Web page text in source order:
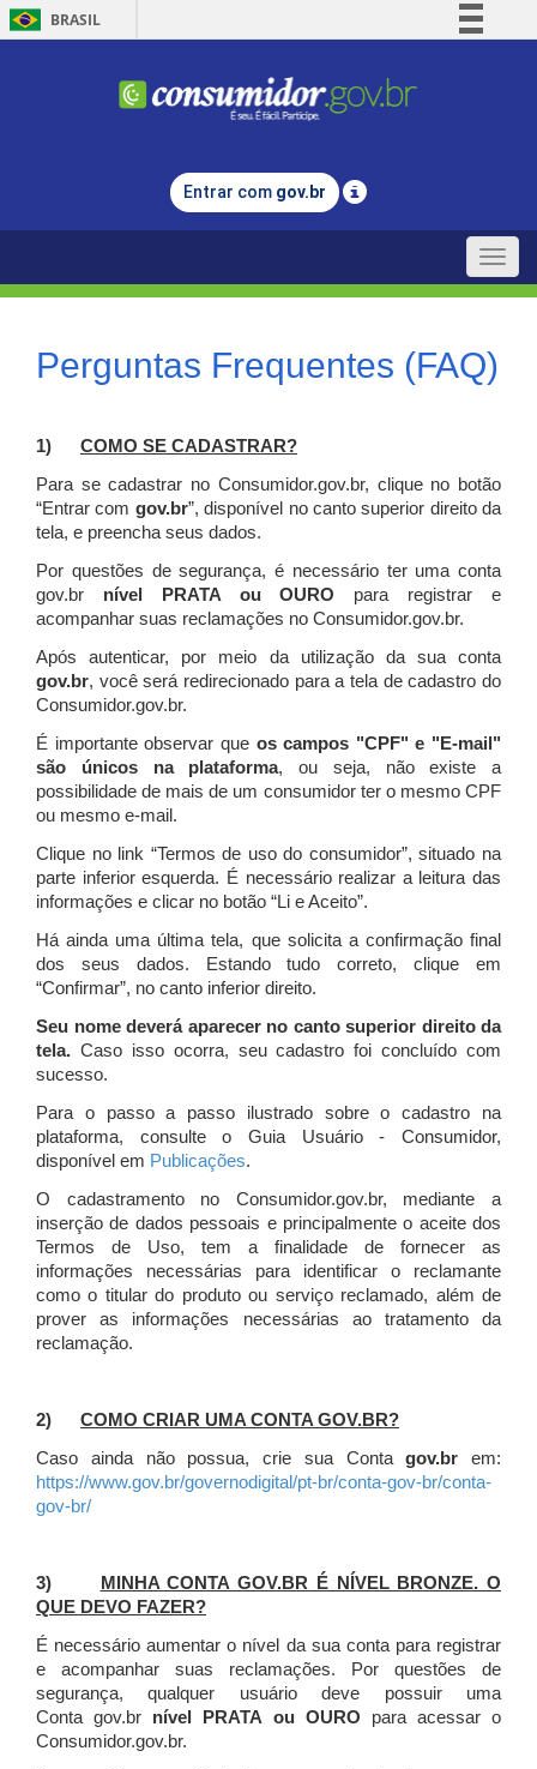
BRASIL
Comunica BR
Legislação
Entrar com gov.br
Toggle
Perguntas Frequentes (FAQ)
1) COMO SE CADASTRAR?
Para se cadastrar no Consumidor.gov.br, clique no botão
“Entrar com gov.br”, disponível no canto superior direito da
tela, e preencha seus dados.
Por questões de segurança, é necessário ter uma conta
gov.br nível PRATA ou OURO para registrar e
acompanhar suas reclamações no Consumidor.gov.br.
Após autenticar, por meio da utilização da sua conta
gov.br, você será redirecionado para a tela de cadastro do
Consumidor.gov.br.
É importante observar que os campos "CPF" e "E-mail"
são únicos na plataforma, ou seja, não existe a
possibilidade de mais de um consumidor ter o mesmo CPF
ou mesmo e-mail.
Clique no link “Termos de uso do consumidor”, situado na
parte inferior esquerda. É necessário realizar a leitura das
informações e clicar no botão “Li e Aceito”.
Há ainda uma última tela, que solicita a confirmação final
dos seus dados. Estando tudo correto, clique em
“Confirmar”, no canto inferior direito.
Seu nome deverá aparecer no canto superior direito da
tela. Caso isso ocorra, seu cadastro foi concluído com
sucesso.
Para o passo a passo ilustrado sobre o cadastro na
plataforma, consulte o Guia Usuário - Consumidor,
disponível em Publicações.
O cadastramento no Consumidor.gov.br, mediante a
inserção de dados pessoais e principalmente o aceite dos
Termos de Uso, tem a finalidade de fornecer as
informações necessárias para identificar o reclamante
como o titular do produto ou serviço reclamado, além de
prover as informações necessárias ao tratamento da
reclamação.
2) COMO CRIAR UMA CONTA GOV.BR?
Caso ainda não possua, crie sua Contagov.br em:
https://www.gov.br/governodigital/pt-br/conta-gov-br/conta-
gov-br/
3)
MINHA CONTA GOV.BR É NÍVEL BRONZE. O
QUE DEVO FAZER?
É necessário aumentar o nível da sua conta para registrar
e acompanhar suas reclamações. Por questões de
segurança, qualquer usuário deve possuir uma
Conta gov.br nível PRATA ou OURO para acessar o
Consumidor.gov.br.